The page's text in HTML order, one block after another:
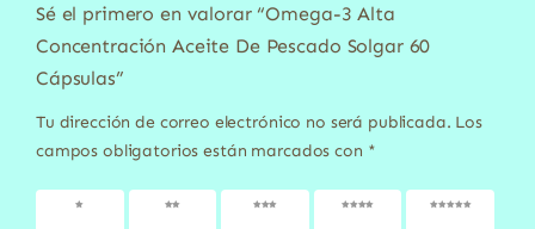
Sé el primero en valorar “Omega-3 Alta
Concentración Aceite De Pescado Solgar 60
Cápsulas”
Tu dirección de correo electrónico no será publicada. Los
campos obligatorios están marcados con *
1 de 5
2 de 5
3 de 5
4 de 5
5 de 5